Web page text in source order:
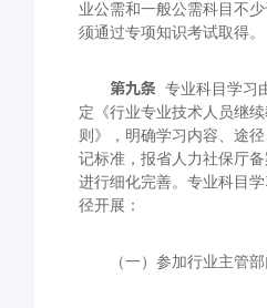
业公需和一般公需科目不
须通过专项知识考试取得。
第九条 专业科目学习
定《行业专业技术人员继
则》，明确学习内容、途
记标准，报省人力社保厅
进行细化完善。专业科目
径开展：
（一）参加行业主管